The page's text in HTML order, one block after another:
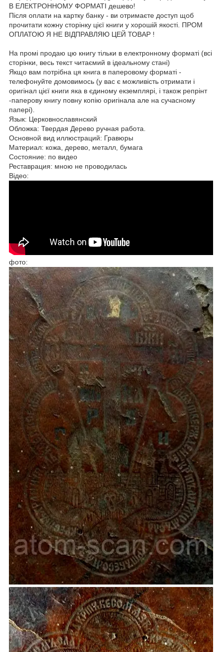
В ЕЛЕКТРОННОМУ ФОРМАТІ дешево!
Після оплати на картку банку - ви отримаєте доступ щоб
прочитати кожну сторінку цієї книги у хорошій якості. ПРОМ
ОПЛАТОЮ Я НЕ ВІДПРАВЛЯЮ ЦЕЙ ТОВАР !
На промі продаю цю книгу тільки в електронному форматі (всі
сторінки, весь текст читаємий в ідеальному стані)
Якщо вам потрібна ця книга в паперовому форматі -
телефонуйте домовимось (у вас є можливість отримати і
оригінал цієї книги яка в єдиному екземплярі, і також репрінт
-паперову книгу повну копію оригінала але на сучасному
папері).
Язык: Церковнославянский
Обложка: Твердая Дерево ручная работа.
Основной вид иллюстраций: Гравюры
Материал: кожа, дерево, металл, бумага
Состояние: по видео
Реставрация: мною не проводилась
Відео:
фото: